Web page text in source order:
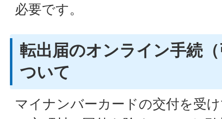
必要です。
転出届のオンライン手続
ついて
マイナンバーカードの交付を受